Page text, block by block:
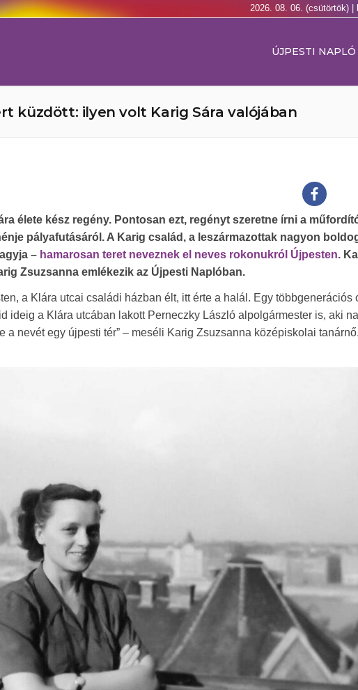
2026. 08. 06. (csütörtök) |
ÚJPESTI NAPLÓ
küzdött: ilyen volt Karig Sára valójában
élete kész regény. Pontosan ezt, regényt szeretne írni a
pályafutásáról. A Karig család, a leszármazottak nagyon
– hamarosan teret neveznek el neves rokonukról Újpesten.
Zsuzsanna emlékezik az Újpesti Naplóban.
a Klára utcai családi házban élt, itt érte a halál. Egy többgenerációs
ideig a Klára utcában lakott Perneczky László alpolgármester is, aki
a nevét egy újpesti tér” – meséli Karig Zsuzsanna középiskolai tanárnő.